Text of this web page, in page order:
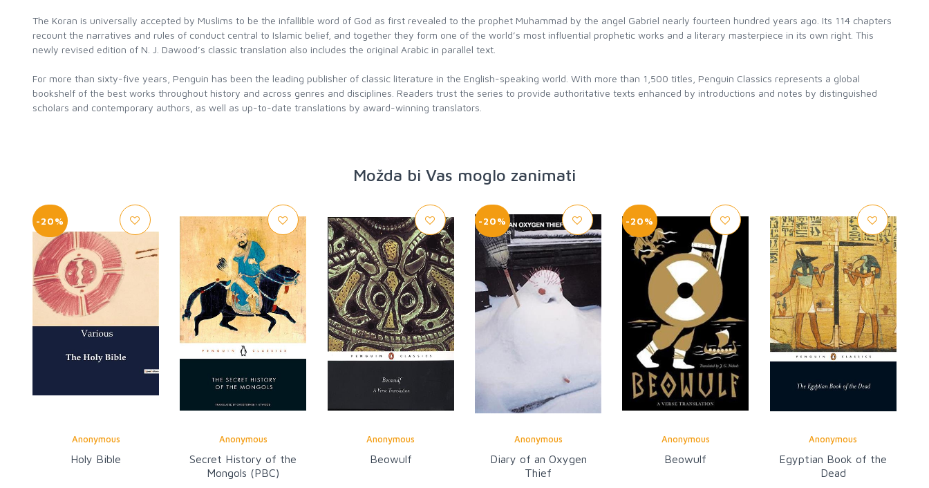
The Koran is universally accepted by Muslims to be the infallible word of God as first revealed to the prophet Muhammad by the angel Gabriel nearly fourteen hundred years ago. Its 114 chapters
recount the narratives and rules of conduct central to Islamic belief, and together they form one of the world’s most influential prophetic works and a literary masterpiece in its own right. This
newly revised edition of N. J. Dawood’s classic translation also includes the original Arabic in parallel text.
For more than sixty-five years, Penguin has been the leading publisher of classic literature in the English-speaking world. With more than 1,500 titles, Penguin Classics represents a global
bookshelf of the best works throughout history and across genres and disciplines. Readers trust the series to provide authoritative texts enhanced by introductions and notes by distinguished
scholars and contemporary authors, as well as up-to-date translations by award-winning translators.
Možda bi Vas moglo zanimati
-20%
Anonymous
Holy Bible
Anonymous
Secret History of the
Mongols (PBC)
Anonymous
Beowulf
-20%
Anonymous
Diary of an Oxygen
Thief
-20%
Anonymous
Beowulf
Anonymous
Egyptian Book of the
Dead